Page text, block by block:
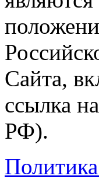
Сайта,
ссылка
РФ).